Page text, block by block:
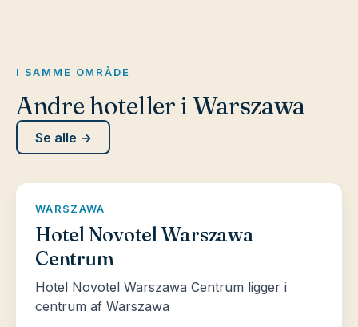
I SAMME OMRÅDE
Andre hoteller i Warszawa
Se alle →
WARSZAWA
Hotel Novotel Warszawa
Centrum
Hotel Novotel Warszawa Centrum ligger i
centrum af Warszawa